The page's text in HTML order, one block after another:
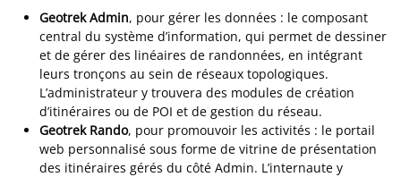
Geotrek Admin, pour gérer les données : le composant
central du système d’information, qui permet de dessiner
et de gérer des linéaires de randonnées, en intégrant
leurs tronçons au sein de réseaux topologiques.
L’administrateur y trouvera des modules de création
d’itinéraires ou de POI et de gestion du réseau.
Geotrek Rando, pour promouvoir les activités : le portail
web personnalisé sous forme de vitrine de présentation
des itinéraires gérés du côté Admin. L’internaute y